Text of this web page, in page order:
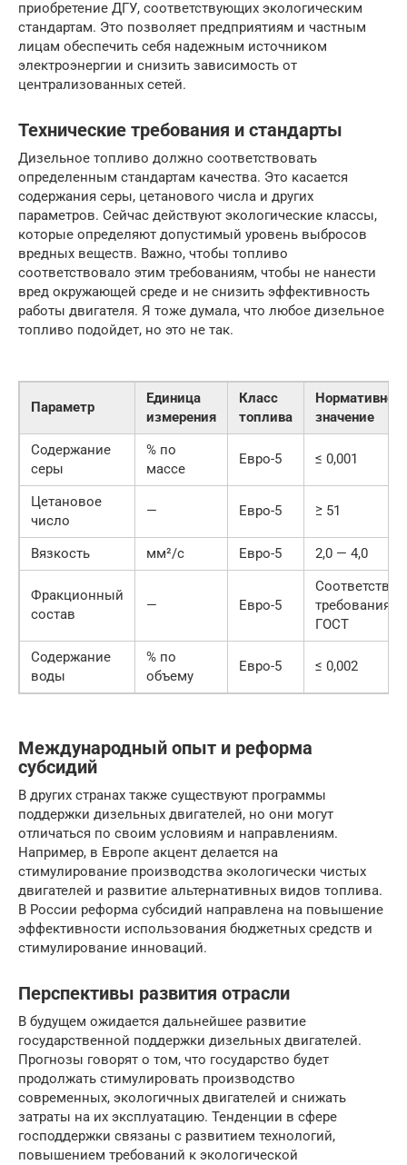
приобретение ДГУ, соответствующих экологическим
стандартам. Это позволяет предприятиям и частным
лицам обеспечить себя надежным источником
электроэнергии и снизить зависимость от
централизованных сетей.
Технические требования и стандарты
Дизельное топливо должно соответствовать
определенным стандартам качества. Это касается
содержания серы, цетанового числа и других
параметров. Сейчас действуют экологические классы,
которые определяют допустимый уровень выбросов
вредных веществ. Важно, чтобы топливо
соответствовало этим требованиям, чтобы не нанести
вред окружающей среде и не снизить эффективность
работы двигателя. Я тоже думала, что любое дизельное
топливо подойдет, но это не так.
Параметр
Единица
измерения
Класс
топлива
Нормативное
значение
Содержание
серы
% по
массе
Евро-5 ≤ 0,001
Цетановое
число
— Евро-5 ≥ 51
Вязкость мм²/с Евро-5 2,0 — 4,0
Фракционный
состав
— Евро-5
Соответствие
требованиям
ГОСТ
Содержание
воды
% по
объему
Евро-5 ≤ 0,002
Международный опыт и реформа
субсидий
В других странах также существуют программы
поддержки дизельных двигателей, но они могут
отличаться по своим условиям и направлениям.
Например, в Европе акцент делается на
стимулирование производства экологически чистых
двигателей и развитие альтернативных видов топлива.
В России реформа субсидий направлена на повышение
эффективности использования бюджетных средств и
стимулирование инноваций.
Перспективы развития отрасли
В будущем ожидается дальнейшее развитие
государственной поддержки дизельных двигателей.
Прогнозы говорят о том, что государство будет
продолжать стимулировать производство
современных, экологичных двигателей и снижать
затраты на их эксплуатацию. Тенденции в сфере
господдержки связаны с развитием технологий,
повышением требований к экологической